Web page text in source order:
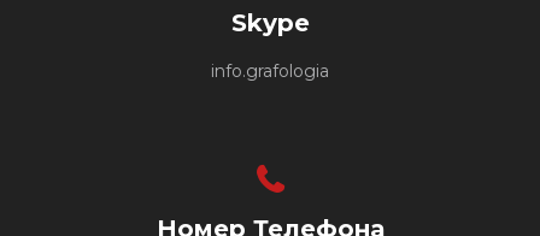
Skype
info.grafologia
Номер Телефона